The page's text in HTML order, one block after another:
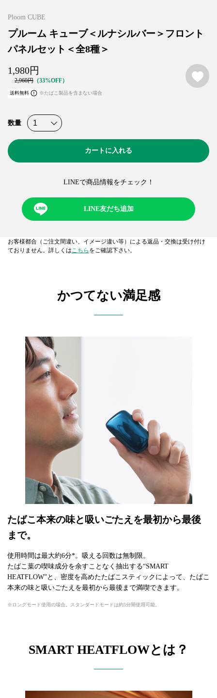
Ploom CUBE
プルーム キューブ＜ルナシルバー＞フロント
パネルセット＜全8種＞
2,960円 33%OFF
1,980円
送料無料 ※たばこ製品を含まない場合
数量
カートに入れる
LINEで商品情報をチェック！​
LINE友だち追加
お客様都合（ご注文間違い、イメージ違い等）による返品・交換は受け付け
ておりません。詳しくはこちら をご確認下さい。
かつてない満足感
たばこ本来の味と吸いごたえを最初から最後
まで。
使用時間は最大約6分*。吸える回数は無制限。
たばこ葉の喫味成分を余すことなく抽出する“SMART
HEATFLOW”と、密度を高めたたばこスティックによって、たばこ
本来の味と吸いごたえを最初から最後まで満喫できます。
ロングモード使用の場合。スタンダードモードは約5分間使用可能。
SMART HEATFLOWとは？